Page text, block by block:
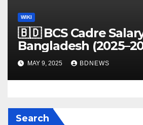
WIKI
🇧🇩 BCS Cadre
Bangladesh
Updated Guide)
MAY 9, 2025 BDNEWS
Search